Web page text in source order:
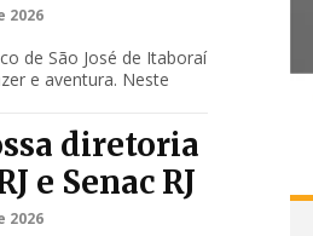
2026
de São José de Itaboraí
e aventura. Neste
diretoria
e Senac RJ
2026